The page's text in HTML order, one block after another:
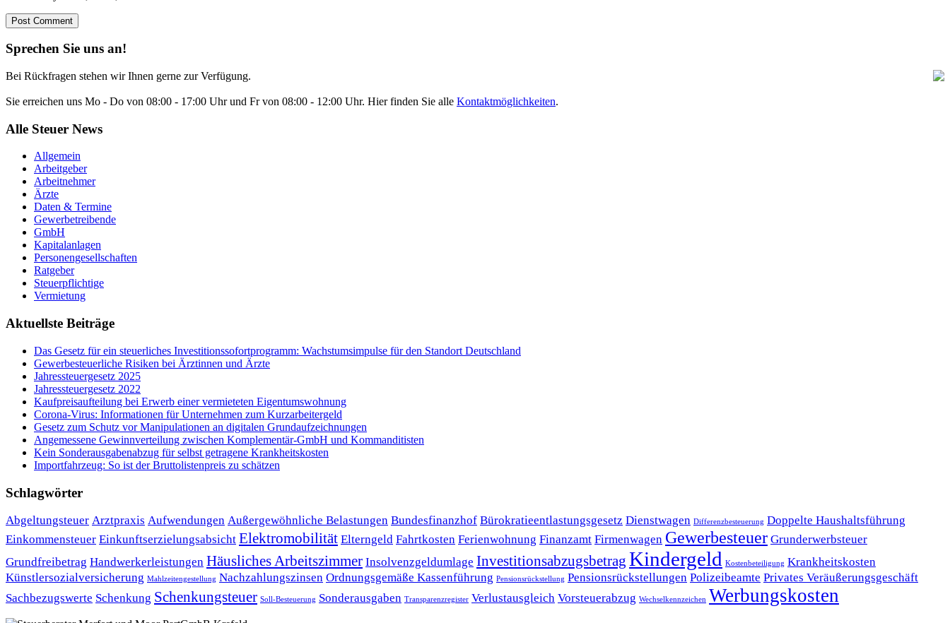
Sprechen Sie uns an!
Bei Rückfragen stehen wir Ihnen gerne zur Verfügung.
Sie erreichen uns Mo - Do von 08:00 - 17:00 Uhr und Fr von 08:00 - 12:00 Uhr. Hier finden Sie alle Kontaktmöglichkeiten.
Alle Steuer News
Allgemein
Arbeitgeber
Arbeitnehmer
Ärzte
Daten & Termine
Gewerbetreibende
GmbH
Kapitalanlagen
Personengesellschaften
Ratgeber
Steuerpflichtige
Vermietung
Aktuellste Beiträge
Das Gesetz für ein steuerliches Investitionssofortprogramm: Wachstumsimpulse für den Standort Deutschland
Gewerbesteuerliche Risiken bei Ärztinnen und Ärzte
Jahressteuergesetz 2025
Jahressteuergesetz 2022
Kaufpreisaufteilung bei Erwerb einer vermieteten Eigentumswohnung
Corona-Virus: Informationen für Unternehmen zum Kurzarbeitergeld
Ge­setz zum Schutz vor Ma­ni­pu­la­tio­nen an di­gi­ta­len Grund­auf­zeich­nun­gen
Angemessene Gewinnverteilung zwischen Komplementär-GmbH und Kommanditisten
Kein Sonderausgabenabzug für selbst getragene Krankheitskosten
Importfahrzeug: So ist der Bruttolistenpreis zu schätzen
Schlagwörter
Abgeltungsteuer Arztpraxis Aufwendungen Außergewöhnliche Belastungen Bundesfinanzhof Bürokratieentlastungsgesetz Dienstwagen Differenzbesteuerung Doppelte Haushaltsführung
Einkommensteuer Einkunftserzielungsabsicht Elektromobilität Elterngeld Fahrtkosten Ferienwohnung Finanzamt Firmenwagen Gewerbesteuer Grunderwerbsteuer
Grundfreibetrag Handwerkerleistungen Häusliches Arbeitszimmer Insolvenzgeldumlage Investitionsabzugsbetrag Kindergeld Kostenbeteiligung Krankheitskosten
Künstlersozialversicherung Mahlzeitengestellung Nachzahlungszinsen Ordnungsgemäße Kassenführung Pensionsrückstellung Pensionsrückstellungen Polizeibeamte Privates Veräußerungsgeschäft
Sachbezugswerte Schenkung Schenkungsteuer Soll-Besteuerung Sonderausgaben Transparenzregister Verlustausgleich Vorsteuerabzug Wechselkennzeichen Werbungskosten